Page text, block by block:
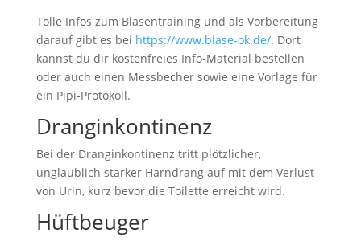
Tolle Infos zum Blasentraining und als Vorbereitung
darauf gibt es bei https://www.blase-ok.de/. Dort
kannst du dir kostenfreies Info-Material bestellen
oder auch einen Messbecher sowie eine Vorlage für
ein Pipi-Protokoll.
Dranginkontinenz
Bei der Dranginkontinenz tritt plötzlicher,
unglaublich starker Harndrang auf mit dem Verlust
von Urin, kurz bevor die Toilette erreicht wird.
Hüftbeuger